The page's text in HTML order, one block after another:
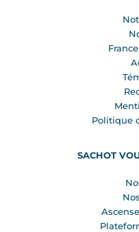
Politique
SACHOT